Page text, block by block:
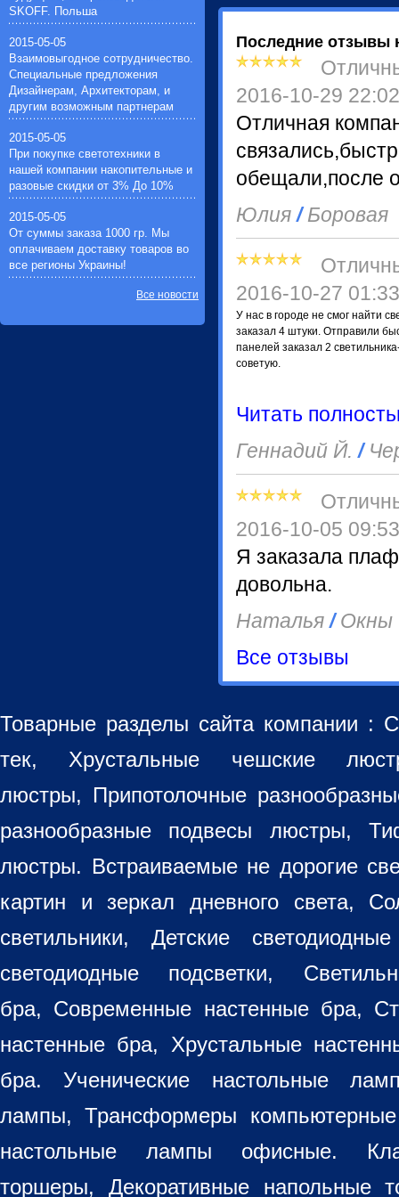
Последние отзывы
2016-10-29 22:02
Отличная
обещали,после
Юлия/Боровая
2016-10-27 01:33
У нас в городе не смог найти
заказал 4 штуки. Отправили
панелей заказал 2
советую.
Читать
Геннадий Й./
2016-10-05 09:53
Я заказала
довольна.
Наталья/Окны
Все отзывы
Импульсные зажигающие
Устройства защиты галогенных
ламп(1)
Таймеры для автоматического
вкл./выкл. электрооборудования(3)
Фонари ручные
SKOFF. Польша
2015-05-05
Взаимовыгодное сотрудничество.
Специальные предложения
Дизайнерам, Архитекторам, и
другим возможным партнерам
2015-05-05
При покупке светотехники в
нашей компании накопительные и
разовые скидки от 3% До 10%
2015-05-05
От суммы заказа 1000 гр. Мы
оплачиваем доставку товаров во
все регионы Украины!
Все новости
Товарные разделы сайта компании :
тек, Хрустальные чешские
люстры, Припотолочные
разнообразные подвесы люстры,
люстры. Встраиваемые не дорогие
картин и зеркал дневного света,
светильники, Детские
светодиодные подсветки,
бра, Современные настенные бра,
настенные бра, Хрустальные
бра. Ученические настольные
лампы, Трансформеры
настольные лампы офисные.
торшеры, Декоративные напольные